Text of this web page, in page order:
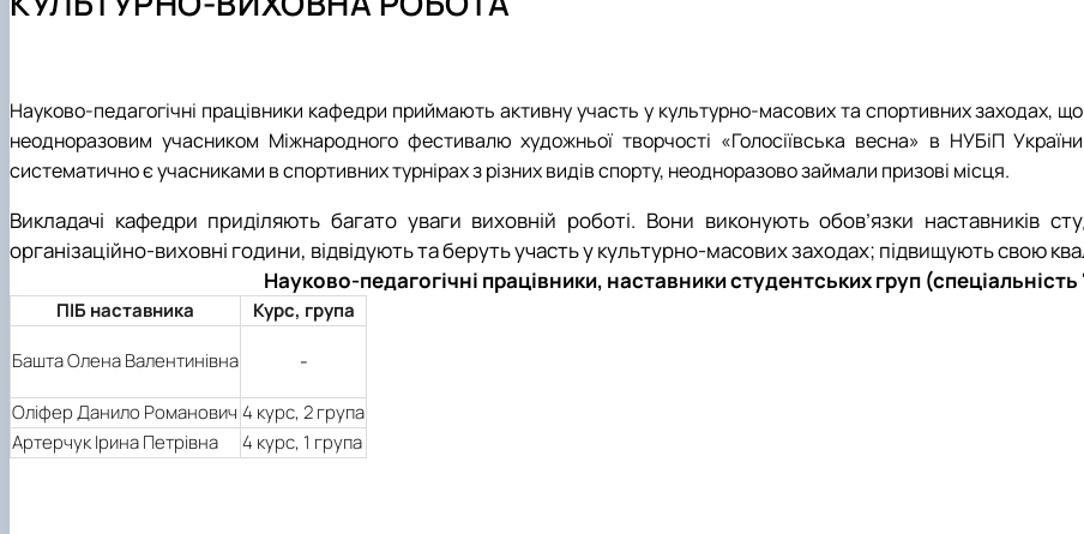
Матеріально-технічна база
Доктор філософії (PhD)
Науково-педагогічні працівники кафедри приймають активну участь у культурно-масових та спортивних заходах,
неодноразовим учасником Міжнародного фестивалю художньої творчості «Голосіївська весна» в НУБіП
систематично є учасниками в спортивних турнірах з різних видів спорту, неодноразово займали призові місця.
Викладачі кафедри приділяють багато уваги виховній роботі. Вони виконують обов’язки наставників
організаційно-виховні години, від­відують та беруть участь у культурно-масових заходах; підвищують свою
Науково-педагогічні працівники, наставники студентських груп
ПІБ наставника
Курс, група
Башта Олена Валентинівна
-
Оліфер Данило Романович 4 курс, 2 група
Артерчук Ірина Петрівна
4 курс, 1 група